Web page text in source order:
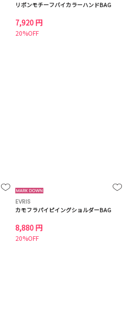
リボンモチーフバイカラーハンドBAG
7,920 円
20%OFF
EVRIS
カモフラパイピイングショルダーBAG
8,880 円
20%OFF